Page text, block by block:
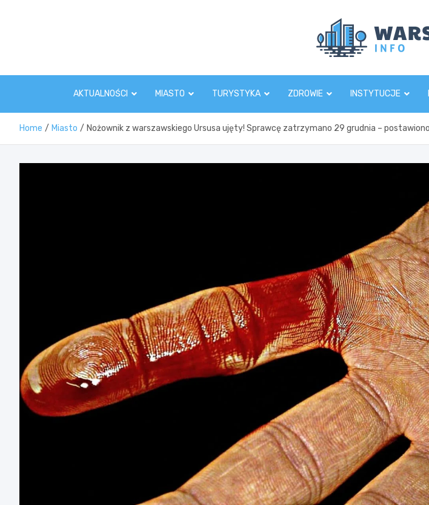
AKTUALNOŚCI MIASTO TURYSTYKA ZDROWIE INSTYTUCJE
Home Miasto Nożownik z warszawskiego Ursusa ujęty! Sprawcę zatrzymano 29 grudnia –